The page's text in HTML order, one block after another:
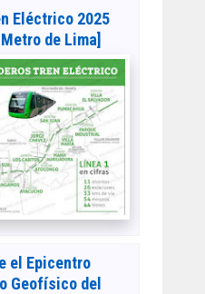
Eléctrico 2025
de Lima]
el Epicentro
Geofísico del